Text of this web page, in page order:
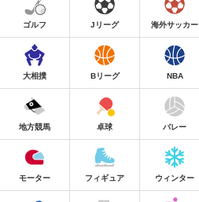
ゴルフ Jリーグ 海外サッカー
大相撲 Bリーグ NBA
地方競馬 卓球 バレー
モーター フィギュア ウィンター